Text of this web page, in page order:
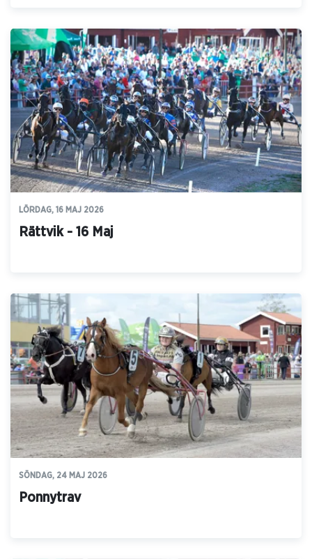
LÖRDAG, 16 MAJ 2026
Rättvik - 16 Maj
SÖNDAG, 24 MAJ 2026
Ponnytrav